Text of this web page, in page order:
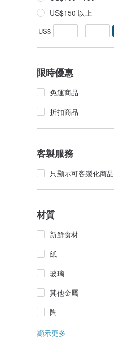
US$150 以上
US$ -
限時優惠
免運商品
折扣商品
客製服務
只顯示可客製化商品
材質
新鮮食材
紙
玻璃
其他金屬
陶
顯示更多